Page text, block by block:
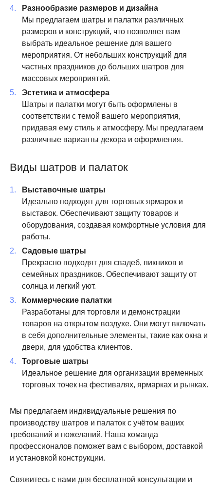
Разнообразие размеров и дизайна
Мы предлагаем шатры и палатки различных
размеров и конструкций, что позволяет вам
выбрать идеальное решение для вашего
мероприятия. От небольших конструкций для
частных праздников до больших шатров для
массовых мероприятий.
Эстетика и атмосфера
Шатры и палатки могут быть оформлены в
соответствии с темой вашего мероприятия,
придавая ему стиль и атмосферу. Мы предлагаем
различные варианты декора и оформления.
Виды шатров и палаток
Выставочные шатры
Идеально подходят для торговых ярмарок и
выставок. Обеспечивают защиту товаров и
оборудования, создавая комфортные условия для
работы.
Садовые шатры
Прекрасно подходят для свадеб, пикников и
семейных праздников. Обеспечивают защиту от
солнца и легкий уют.
Коммерческие палатки
Разработаны для торговли и демонстрации
товаров на открытом воздухе. Они могут включать
в себя дополнительные элементы, такие как окна и
двери, для удобства клиентов.
Торговые шатры
Идеальное решение для организации временных
торговых точек на фестивалях, ярмарках и рынках.
Мы предлагаем индивидуальные решения по
производству шатров и палаток с учётом ваших
требований и пожеланий. Наша команда
профессионалов поможет вам с выбором, доставкой
и установкой конструкции.
Свяжитесь с нами для бесплатной консультации и